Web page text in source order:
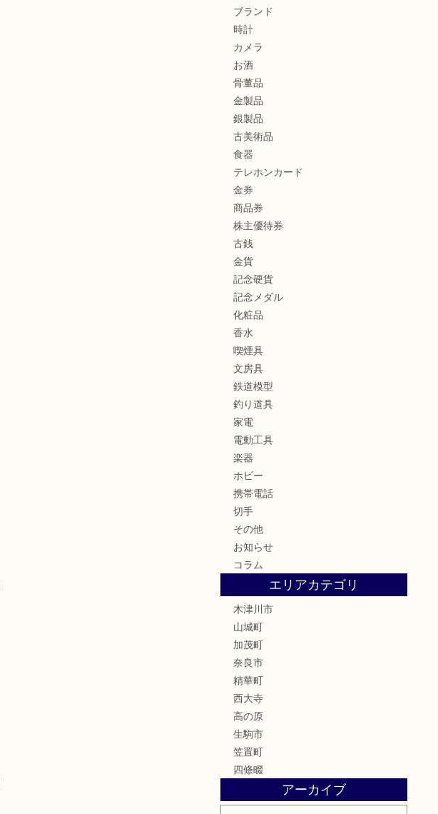
ブランド
時計
カメラ
お酒
骨董品
金製品
銀製品
古美術品
食器
テレホンカード
金券
商品券
株主優待券
古銭
金貨
記念硬貨
記念メダル
化粧品
香水
喫煙具
文房具
鉄道模型
釣り道具
家電
電動工具
楽器
ホビー
携帯電話
切手
その他
お知らせ
コラム
エリアカテゴリ
木津川市
山城町
加茂町
奈良市
精華町
西大寺
高の原
生駒市
笠置町
四條畷
アーカイブ